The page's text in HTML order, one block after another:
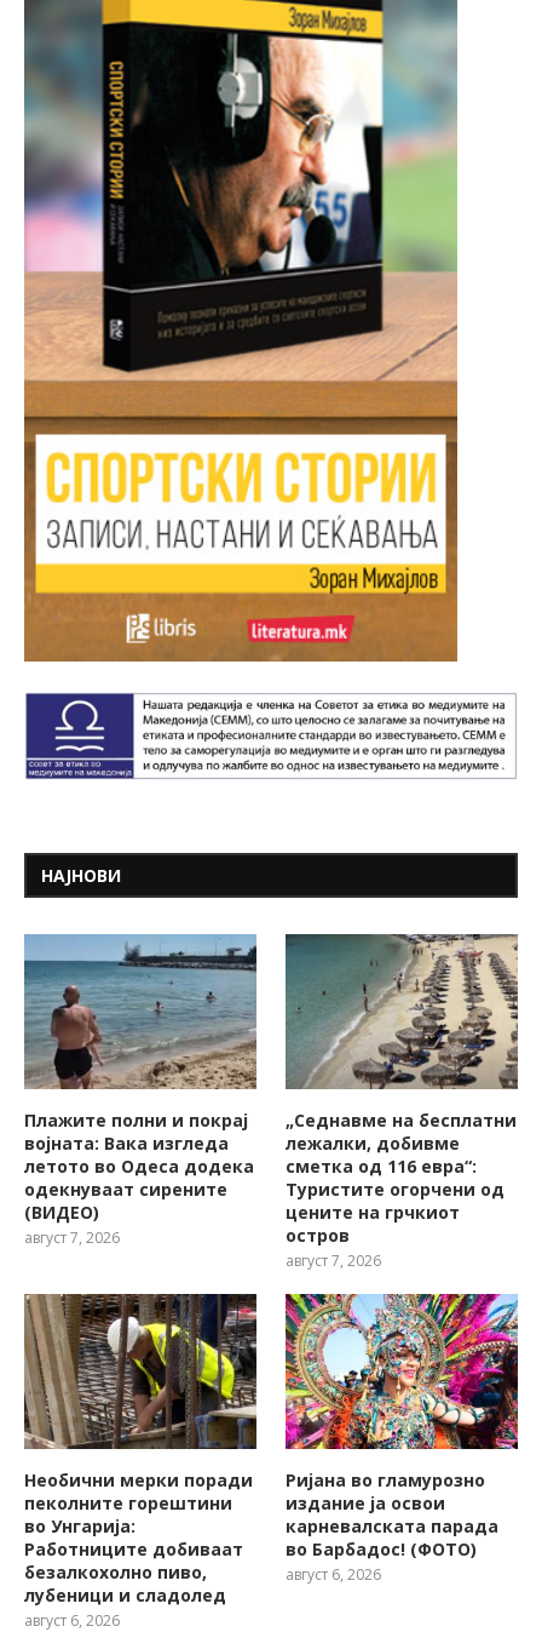
НАЈНОВИ
Плажите полни и покрај
војната: Вака изгледа
летото во Одеса додека
одекнуваат сирените
(ВИДЕО)
август 7, 2026
„Седнавме на бесплатни
лежалки, добивме
сметка од 116 евра“:
Туристите огорчени од
цените на грчкиот
остров
август 7, 2026
Необични мерки поради
пеколните горештини
во Унгарија:
Работниците добиваат
безалкохолно пиво,
лубеници и сладолед
август 6, 2026
Ријана во гламурозно
издание ја освои
карневалската парада
во Барбадос! (ФОТО)
август 6, 2026